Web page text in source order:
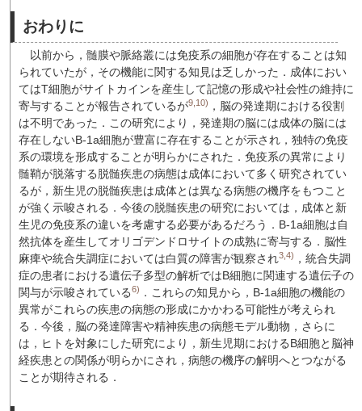
おわりに
以前から，髄膜や脈絡叢には免疫系の細胞が存在することは知
られていたが，その機能に関する知見は乏しかった．成体におい
てはT細胞がサイトカインを産生して記憶の形成や社会性の維持に
寄与することが報告されているが9,10) ，脳の発達期における役割
は不明であった．この研究により，発達期の脳には成体の脳には
存在しないB-1a細胞が豊富に存在することが示され，独特の免疫
系の環境を形成することが明らかにされた．免疫系の異常により
髄鞘が脱落する脱髄疾患の病態は成体において多く研究されてい
るが，新生児の脱髄疾患は成体とは異なる病態の機序をもつこと
が強く示唆される．今後の脱髄疾患の研究においては，成体と新
生児の免疫系の違いを考慮する必要があるだろう．B-1a細胞は自
然抗体を産生してオリゴデンドロサイトの成熟に寄与する．脳性
麻痺や統合失調症においては白質の障害が観察され3,4) ，統合失調
症の患者における遺伝子多型の解析ではB細胞に関連する遺伝子の
関与が示唆されている6) ．これらの知見から，B-1a細胞の機能の
異常がこれらの疾患の病態の形成にかかわる可能性が考えられ
る．今後，脳の発達障害や精神疾患の病態モデル動物，さらに
は，ヒトを対象にした研究により，新生児期におけるB細胞と脳神
経疾患との関係が明らかにされ，病態の機序の解明へとつながる
ことが期待される．